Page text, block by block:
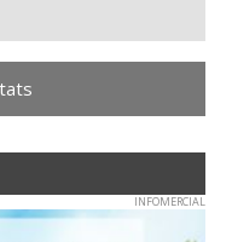
INFOMERCIAL